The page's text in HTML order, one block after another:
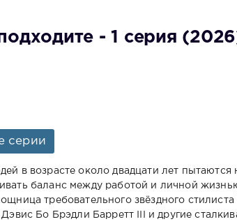
- 1 серия
серии
в возрасте около двадцати лет пытаются
баланс между работой и личной
требовательного звёздного
Дэвис Бо Брэдли Барретт III и другие